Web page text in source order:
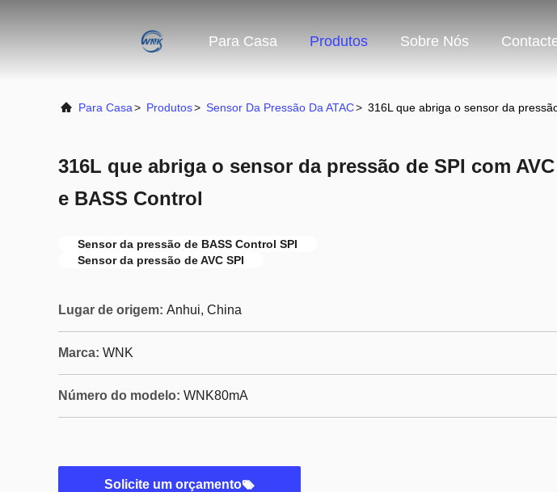
Para Casa Produtos Sobre Nós
Para Casa> Produtos> Sensor Da Pressão Da ATAC> 316L que abriga o sensor da
316L que abriga o sensor da pressão de SPI com AVC
e BASS Control
Sensor da pressão de BASS Control SPI
Sensor da pressão de AVC SPI
Lugar de origem: Anhui, China
Marca: WNK
Número do modelo: WNK80mA
Solicite um orçamento